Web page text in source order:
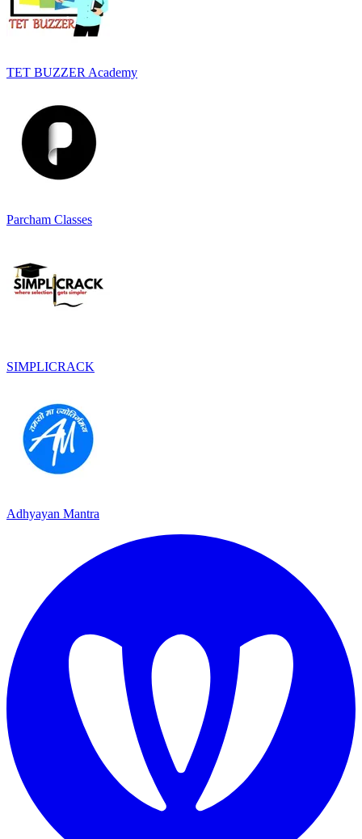
TET BUZZER Academy
Parcham Classes
SIMPLICRACK
Adhyayan Mantra